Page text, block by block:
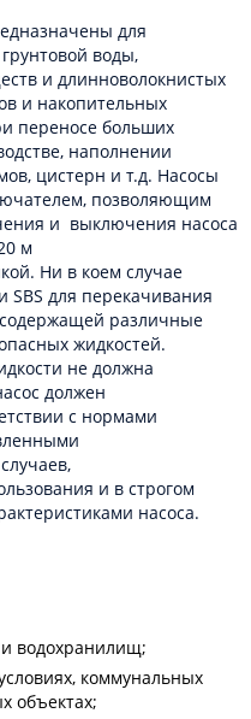
для
воды,
и длинноволокнистых
и накопительных
переносе больших
наполнении
цистерн и т.д. Насосы
позволяющим
и выключения насоса
м
Ни в коем случае
SBS для перекачивания
различные
жидкостей.
не должна
должен
с нормами
и в строгом
насоса.
водохранилищ;
коммунальных
объектах;